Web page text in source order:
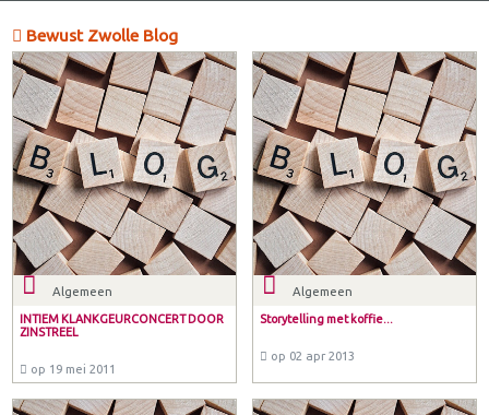
Bewust Zwolle Blog
Algemeen
INTIEM KLANKGEURCONCERT DOOR
ZINSTREEL
op 19 mei 2011
Algemeen
Storytelling met koffie...
op 02 apr 2013